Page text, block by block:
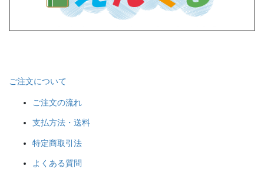
ご注文について
ご注文の流れ
支払方法・送料
特定商取引法
よくある質問